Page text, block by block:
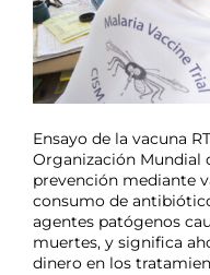
Ensayo de la vacuna
Organización Mundial
prevención mediante
consumo de
agentes patógenos
muertes, y significa
dinero en los